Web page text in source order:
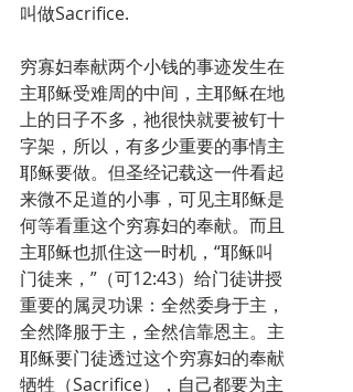
叫做Sacrifice.
穷寡妇奉献两个小钱的事迹发生在
主耶稣受难周的中间，主耶稣在地
上的日子不多，祂很快就要被钉十
字架，所以，有多少重要的事情主
耶稣要做。但圣经记载这一件看起
来微不足道的小事，可见主耶稣是
何等看重这个穷寡妇的奉献。而且
主耶稣也抓住这一时机，“耶稣叫
门徒来，”（可12:43）给门徒讲授
重要的属灵功课：全然委身于主，
全然降服于主，全然信靠恩主。主
耶稣要门徒透过这个穷寡妇的奉献
牺牲（Sacrifice），自己都要为主